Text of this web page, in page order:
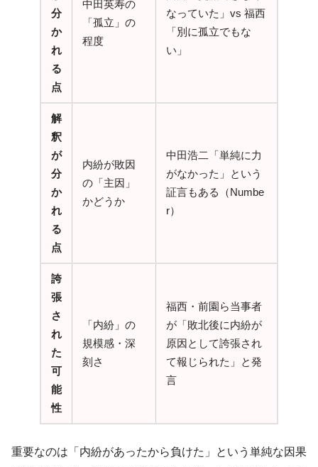
分
か
れ
る
点
中田英寿の
「孤立」の
程度
なっていた」vs 福西
「別に孤立でもな
い」
解
釈
が
分
か
れ
る
点
内紛が敗因
の「主因」
かどうか
中田浩二「単純に力
がなかった」という
証言もある（Numbe
r）
誇
張
さ
れ
た
可
能
性
「内紛」の
規模感・深
刻さ
福西・前園ら当事者
が「敗北後に内紛が
原因として誇張され
て報じられた」と発
言
重要なのは「内紛があったから負けた」という単純な因果